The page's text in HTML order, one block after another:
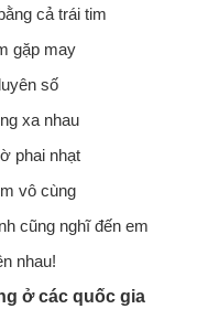
cả trái tim
gặp may
số
xa nhau
phai nhạt
vô cùng
cũng nghĩ đến em
nhau!
ở các quốc gia